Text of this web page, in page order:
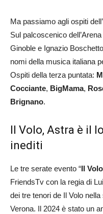
Ma passiamo agli ospiti
Sul palcoscenico
Ginoble e Ignazio
nomi della musica italiana
Ospiti della terza puntata:
Cocciante, BigMama,
Brignano.
Il Volo, Astra è il
inediti
Le tre serate evento “Il
FriendsTv con la regia di
dei tre tenori de Il Volo
Verona. Il 2024 è stato un